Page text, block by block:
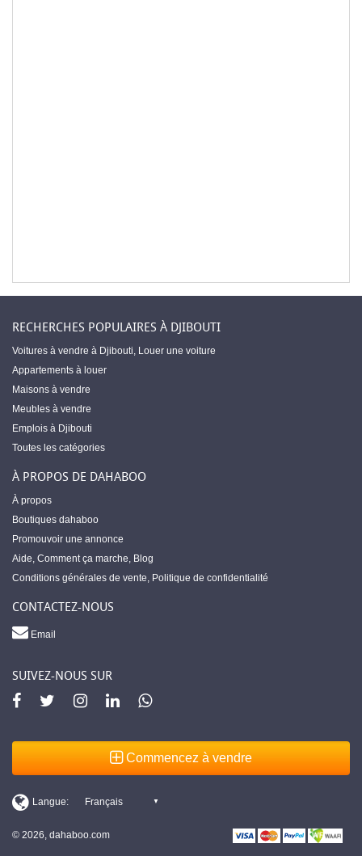
RECHERCHES POPULAIRES À DJIBOUTI
Voitures à vendre à Djibouti, Louer une voiture
Appartements à louer
Maisons à vendre
Meubles à vendre
Emplois à Djibouti
Toutes les catégories
À PROPOS DE DAHABOO
À propos
Boutiques dahaboo
Promouvoir une annonce
Aide, Comment ça marche, Blog
Conditions générales de vente, Politique de confidentialité
CONTACTEZ-NOUS
Email
SUIVEZ-NOUS SUR
Commencez à vendre
© 2026, dahaboo.com